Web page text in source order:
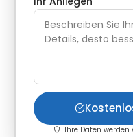
Ihre Daten